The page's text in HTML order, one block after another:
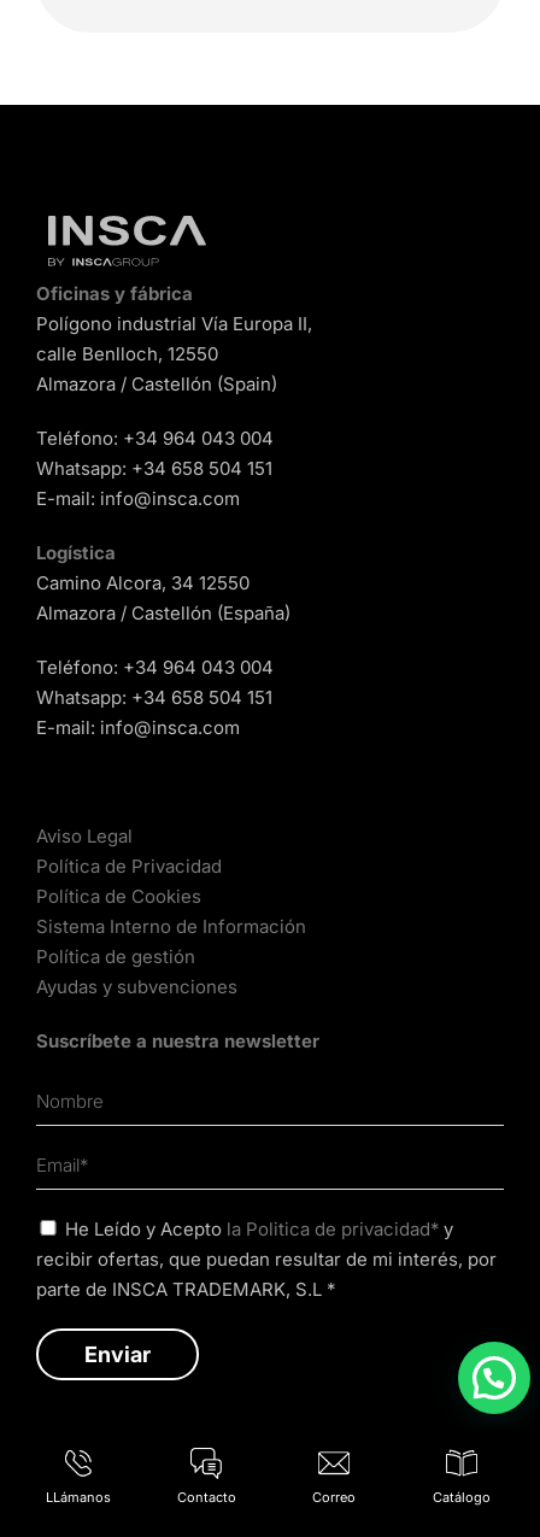
LLámanos Contacto Correo Catálogo
Oficinas y fábrica
Polígono industrial Vía Europa II,
calle Benlloch, 12550
Almazora / Castellón (Spain)
Teléfono: +34 964 043 004
Whatsapp: +34 658 504 151
E-mail: info@insca.com
Logística
Camino Alcora, 34 12550
Almazora / Castellón (España)
Teléfono: +34 964 043 004
Whatsapp: +34 658 504 151
E-mail: info@insca.com
Aviso Legal
Política de Privacidad
Política de Cookies
Sistema Interno de Información
Política de gestión
Ayudas y subvenciones
Suscríbete a nuestra newsletter
He Leído y Acepto la Politica de privacidad* y
recibir ofertas, que puedan resultar de mi interés, por
parte de INSCA TRADEMARK, S.L *